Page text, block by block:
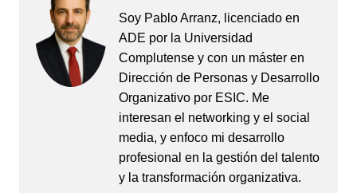
Soy Pablo Arranz, licenciado en
ADE por la Universidad
Complutense y con un máster en
Dirección de Personas y Desarrollo
Organizativo por ESIC. Me
interesan el networking y el social
media, y enfoco mi desarrollo
profesional en la gestión del talento
y la transformación organizativa.